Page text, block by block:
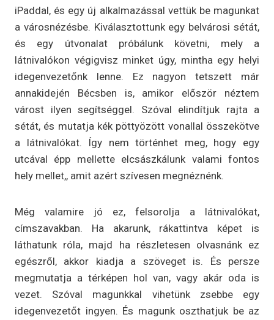
iPaddal, és egy új alkalmazással vettük be magunkat
a városnézésbe. Kiválasztottunk egy belvárosi sétát,
és egy útvonalat próbálunk követni, mely a
látnivalókon végigvisz minket úgy, mintha egy helyi
idegenvezetőnk lenne. Ez nagyon tetszett már
annakidején Bécsben is, amikor először néztem
várost ilyen segítséggel. Szóval elindítjuk rajta a
sétát, és mutatja kék pöttyözött vonallal összekötve
a látnivalókat. Így nem történhet meg, hogy egy
utcával épp mellette elcsászkálunk valami fontos
hely mellet,, amit azért szívesen megnéznénk.
Még valamire jó ez, felsorolja a látnivalókat,
címszavakban. Ha akarunk, rákattintva képet is
láthatunk róla, majd ha részletesen olvasnánk ez
egészről, akkor kiadja a szöveget is. És persze
megmutatja a térképen hol van, vagy akár oda is
vezet. Szóval magunkkal vihetünk zsebbe egy
idegenvezetőt ingyen. És magunk oszthatjuk be az